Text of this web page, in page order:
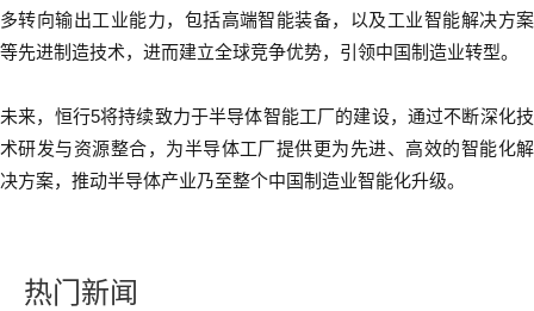
多转向输出工业能力，包括高端智能装备，以及工业智能解决方案
等先进制造技术，进而建立全球竞争优势，引领中国制造业转型。
未来，恒行5将持续致力于半导体智能工厂的建设，通过不断深化技
术研发与资源整合，为半导体工厂提供更为先进、高效的智能化解
决方案，推动半导体产业乃至整个中国制造业智能化升级。
热门新闻